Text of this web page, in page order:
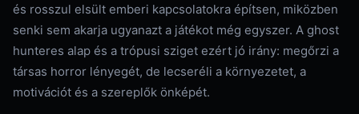
és rosszul elsült emberi kapcsolatokra építsen, miközben
senki sem akarja ugyanazt a játékot még egyszer. A ghost
hunteres alap és a trópusi sziget ezért jó irány: megőrzi a
társas horror lényegét, de lecseréli a környezetet, a
motivációt és a szereplők önképét.